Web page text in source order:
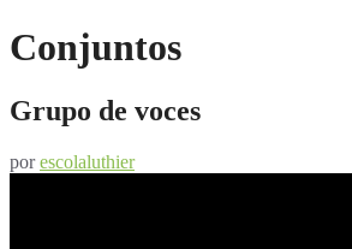
Conjuntos
Grupo de voces
porescolaluthier